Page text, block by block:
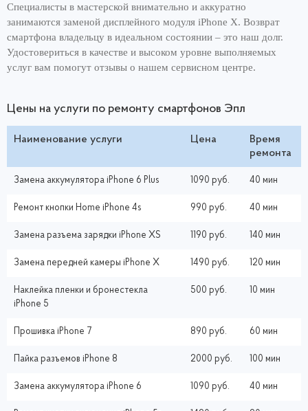
Специалисты в мастерской внимательно и аккуратно
занимаются заменой дисплейного модуля iPhone X. Возврат
смартфона владельцу в идеальном состоянии – это наш долг.
Удостовериться в качестве и высоком уровне выполняемых
услуг вам помогут отзывы о нашем сервисном центре.
Цены на услуги по ремонту смартфонов Эпл
Наименование услуги Цена
Время
ремонта
Замена аккумулятора iPhone 6 Plus 1090 руб. 40 мин
Ремонт кнопки Home iPhone 4s 990 руб. 40 мин
Замена разъема зарядки iPhone XS 1190 руб. 140 мин
Замена передней камеры iPhone X 1490 руб. 120 мин
Наклейка пленки и бронестекла
iPhone 5
500 руб. 10 мин
Прошивка iPhone 7 890 руб. 60 мин
Пайка разъемов iPhone 8 2000 руб. 100 мин
Замена аккумулятора iPhone 6 1090 руб. 40 мин